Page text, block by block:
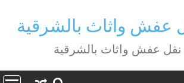
عفش واثاث بالشرقية
عفش واثاث بالشرقية